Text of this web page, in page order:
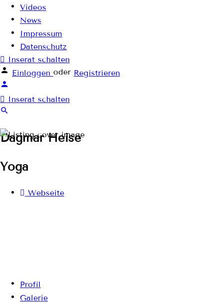
Videos
News
Impressum
Datenschutz
Inserat schalten
Einloggen oder Registrieren
Inserat schalten
Dagmar Heise
Yoga
Webseite
Profil
Galerie